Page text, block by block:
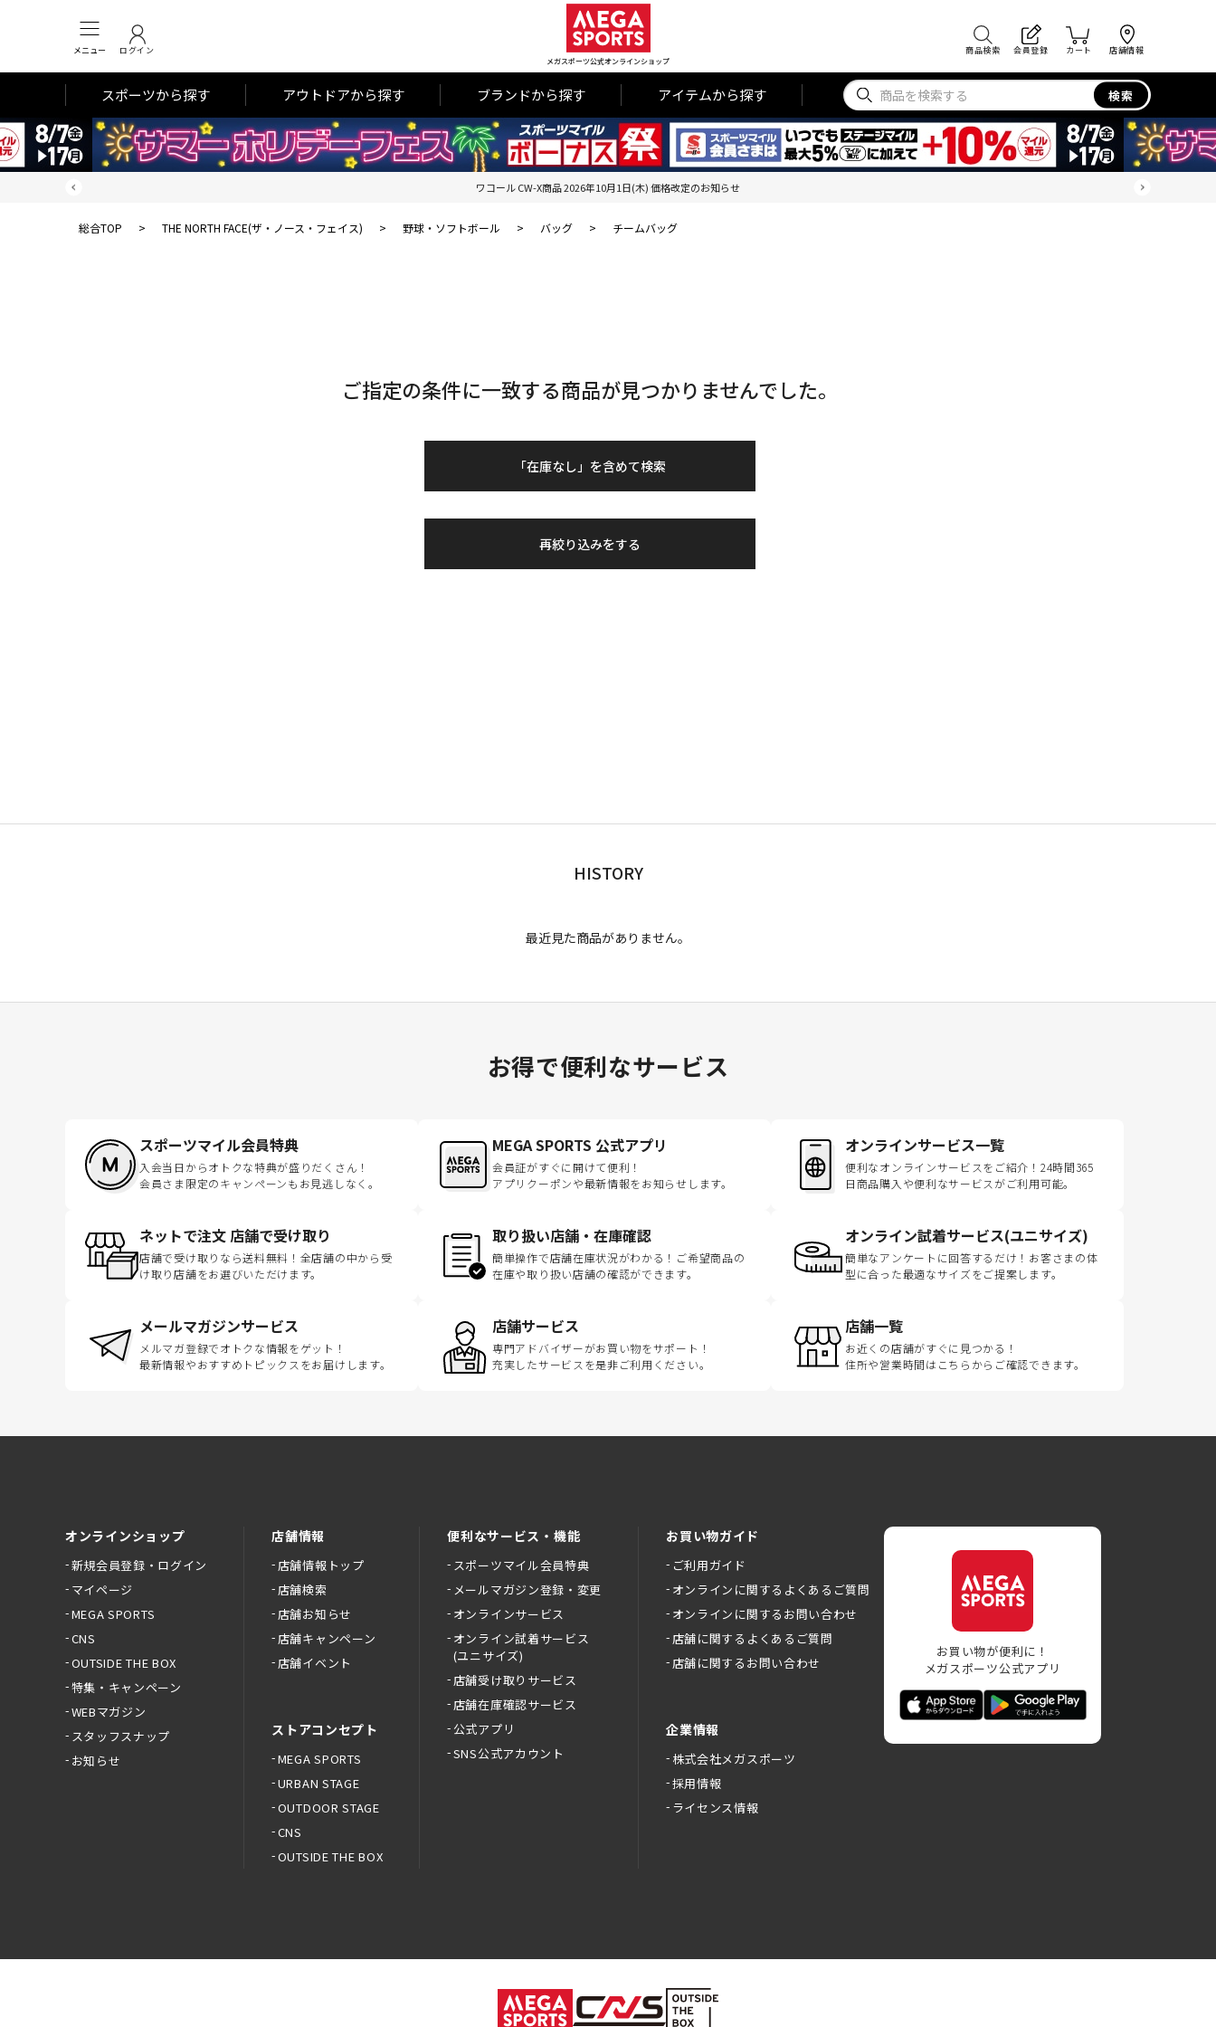
メニュー ログイン
メガスポーツ公式オンラインショップ
商品検索 会員登録 カート 店舗情報
スポーツから探す アウトドアから探す ブランドから探す アイテムから探す 検索
ワコール CW-X商品 2026年10月1日(木) 価格改定のお知らせ
総合TOP > THE NORTH FACE(ザ・ノース・フェイス) > 野球・ソフトボール > バッグ > チームバッグ
ご指定の条件に一致する商品が見つかりませんでした。
「在庫なし」を含めて検索
再絞り込みをする
HISTORY
最近見た商品がありません。
お得で便利なサービス
スポーツマイル会員特典
入会当日からオトクな特典が盛りだくさん！
会員さま限定のキャンペーンもお見逃しなく。
MEGA SPORTS 公式アプリ
会員証がすぐに開けて便利！
アプリクーポンや最新情報をお知らせします。
オンラインサービス一覧
便利なオンラインサービスをご紹介！24時間365
日商品購入や便利なサービスがご利用可能。
ネットで注文 店舗で受け取り
店舗で受け取りなら送料無料！全店舗の中から受
け取り店舗をお選びいただけます。
取り扱い店舗・在庫確認
簡単操作で店舗在庫状況がわかる！ご希望商品の
在庫や取り扱い店舗の確認ができます。
オンライン試着サービス(ユニサイズ)
簡単なアンケートに回答するだけ！お客さまの体
型に合った最適なサイズをご提案します。
メールマガジンサービス
メルマガ登録でオトクな情報をゲット！
最新情報やおすすめトピックスをお届けします。
店舗サービス
専門アドバイザーがお買い物をサポート！
充実したサービスを是非ご利用ください。
店舗一覧
お近くの店舗がすぐに見つかる！
住所や営業時間はこちらからご確認できます。
オンラインショップ
新規会員登録・ログイン
マイページ
MEGA SPORTS
CNS
OUTSIDE THE BOX
特集・キャンペーン
WEBマガジン
スタッフスナップ
お知らせ
店舗情報
店舗情報トップ
店舗検索
店舗お知らせ
店舗キャンペーン
店舗イベント
ストアコンセプト
MEGA SPORTS
URBAN STAGE
OUTDOOR STAGE
CNS
OUTSIDE THE BOX
便利なサービス・機能
スポーツマイル会員特典
メールマガジン登録・変更
オンラインサービス
オンライン試着サービス
(ユニサイズ)
店舗受け取りサービス
店舗在庫確認サービス
公式アプリ
SNS公式アカウント
お買い物ガイド
ご利用ガイド
オンラインに関するよくあるご質問
オンラインに関するお問い合わせ
店舗に関するよくあるご質問
店舗に関するお問い合わせ
企業情報
株式会社メガスポーツ
採用情報
ライセンス情報
お買い物が便利に！
メガスポーツ公式アプリ